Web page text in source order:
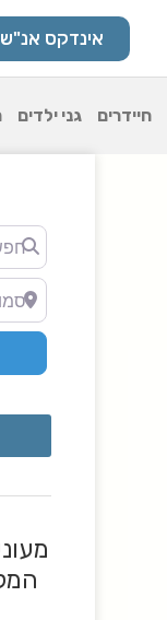
אינדקס אנ"ש
חיידרים גני ילדים
חפש
מקום..
סמוך